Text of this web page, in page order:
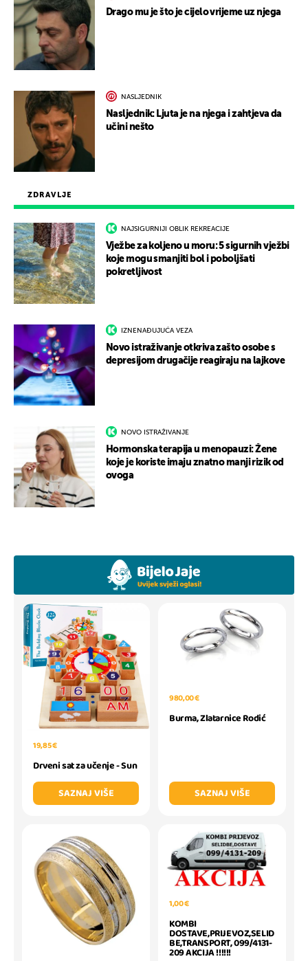
ZDRAVLJE
NAJSIGURNIJI OBLIK REKREACIJE
Vježbe za koljeno u moru: 5 sigurnih vježbi
koje mogu smanjiti bol i poboljšati
pokretljivost
IZNENAĐUJUĆA VEZA
Novo istraživanje otkriva zašto osobe s
depresijom drugačije reagiraju na lajkove
NOVO ISTRAŽIVANJE
Hormonska terapija u menopauzi: Žene
koje je koriste imaju znatno manji rizik od
ovoga
Drago mu je što je cijelo vrijeme uz njega
NASLJEDNIK
Nasljednik: Ljuta je na njega i zahtjeva da
učini nešto
19,85 €
Drveni sat za učenje - Sun
SAZNAJ VIŠE
980,00 €
Burma, Zlatarnice Rodić
SAZNAJ VIŠE
1,00 €
KOMBI
DOSTAVE,PRIJEVOZ,SELID
BE,TRANSPORT, 099/4131-
209 AKCIJA !!!!!!